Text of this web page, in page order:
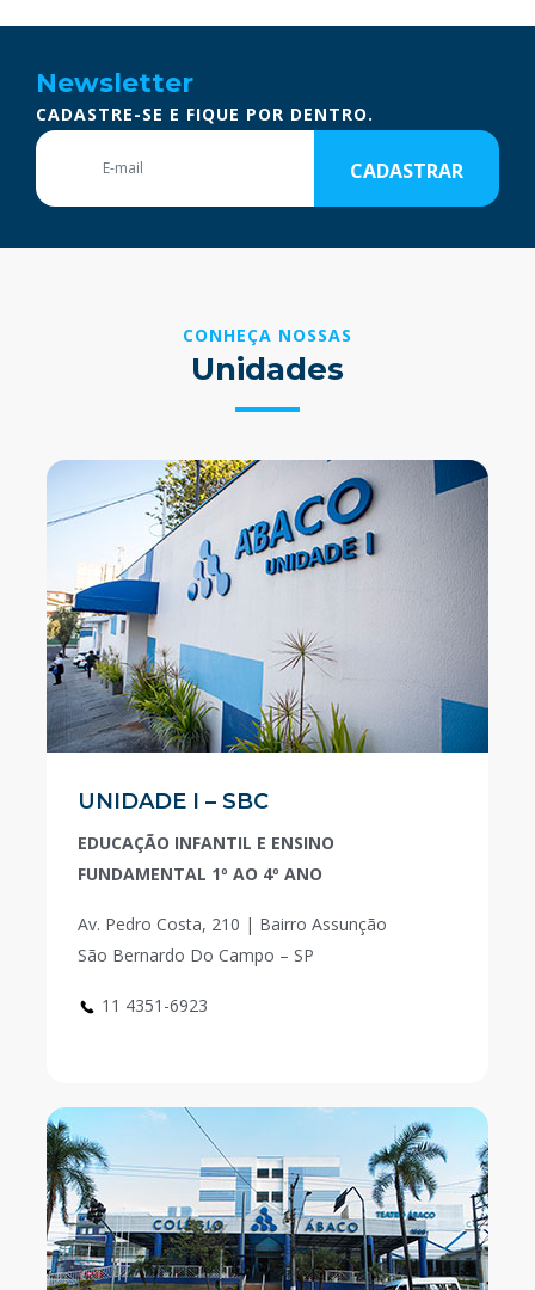
Newsletter
CADASTRE-SE E FIQUE POR DENTRO.
CADASTRAR
CONHEÇA NOSSAS
Unidades
UNIDADE I – SBC
EDUCAÇÃO INFANTIL E ENSINO
FUNDAMENTAL 1º AO 4º ANO
Av. Pedro Costa, 210 | Bairro Assunção
São Bernardo Do Campo – SP
11 4351-6923